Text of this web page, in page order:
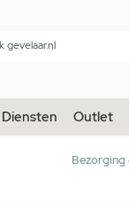
Diensten Outlet